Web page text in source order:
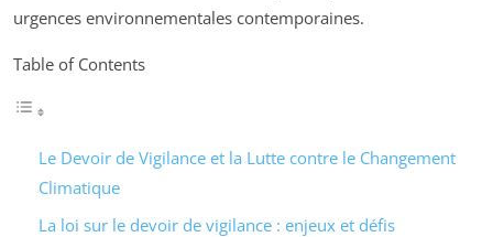
urgences environnementales contemporaines.
Table of Contents
Le Devoir de Vigilance et la Lutte contre le Changement
Climatique
La loi sur le devoir de vigilance : enjeux et défis